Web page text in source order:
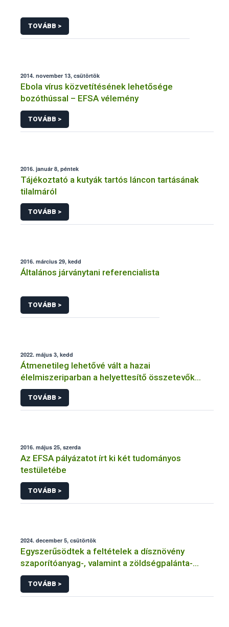
TOVÁBB >
2014. november 13, csütörtök
Ebola vírus közvetítésének lehetősége
bozóthússal – EFSA vélemény
TOVÁBB >
2016. január 8, péntek
Tájékoztató a kutyák tartós láncon tartásának
tilalmáról
TOVÁBB >
2016. március 29, kedd
Általános járványtani referencialista
TOVÁBB >
2022. május 3, kedd
Átmenetileg lehetővé vált a hazai
élelmiszeriparban a helyettesítő összetevők
felhasználásakor a jelölési szabályoktól való
eltérés
TOVÁBB >
2016. május 25, szerda
Az EFSA pályázatot írt ki két tudományos
testületébe
TOVÁBB >
2024. december 5, csütörtök
Egyszerűsödtek a feltételek a dísznövény
szaporítóanyag-, valamint a zöldségpalánta-
előállítók és -forgalmazók tevékenységének
bejelentése és engedélyezése kapcsán
TOVÁBB >